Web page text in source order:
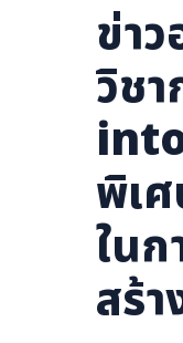
ข่า
วิช
พิเ
ใน
สร้